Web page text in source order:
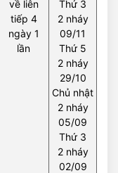
về liên
tiếp 4
ngày 1
lần
Thứ 3
2 nháy
09/11
Thứ 5
2 nháy
29/10
Chủ nhật
2 nháy
05/09
Thứ 3
2 nháy
02/09